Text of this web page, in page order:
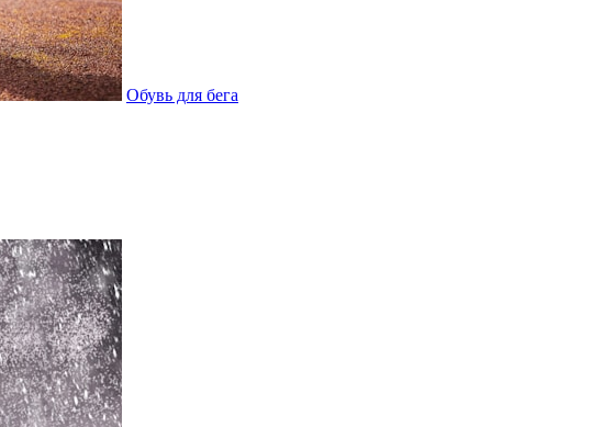
Обувь для бега